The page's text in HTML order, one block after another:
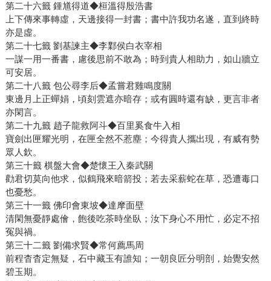
第二十六籤 鍾馗得道◆桓溫得殷浩書
上下傳來事轉虛，天邊接得一封書；書中許我功名遂，直到終時
亦是虛。
第二十七籤 劉基諫主◆李鄴侯白衣宰相
一謀一用一番書，慮後思前不敢為；時到貴人相助力，如山牆立
可安居。
第二十八籤 包公尋李后◆孟嘗君雞鳴度關
東邊月上正蟬娟，頃刻雲遮亦暗存；或有圓時還有缺，更言非者
亦閑言。
第二十九籤 趙子龍救阿斗◆百里奚食牛入相
寶劍出匣耀光明，在匣全然不惹塵；今得貴人攜出現，有威有勢
眾人欽。
第三十籤 棋盤大會◆楚懷王入秦武關
勸君切莫向他求，似鶴飛來暗箭投；若去采薪蛇在草，恐遭毒口
也憂愁。
第三十一籤 佛印會東坡◆達摩面壁
清閑無憂靜處儈，飽後吃茶時坐臥；汝下身心不用忙，必定不招
冤與禍。
第三十二籤 劉備求賢◆常何薦馬周
前程杳杳定無疑，石中藏玉有誰知；一朝良匠分明剖，始覺安然
碧玉期。